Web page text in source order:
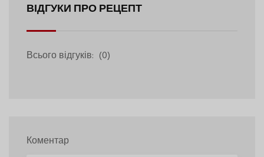
ВІДГУКИ ПРО РЕЦЕПТ
Всього відгуків: (0)
Коментар